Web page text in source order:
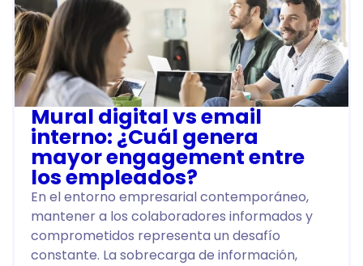
Mural digital vs email
interno: ¿Cuál genera
mayor engagement entre
los empleados?
En el entorno empresarial contemporáneo,
mantener a los colaboradores informados y
comprometidos representa un desafío
constante. La sobrecarga de información,